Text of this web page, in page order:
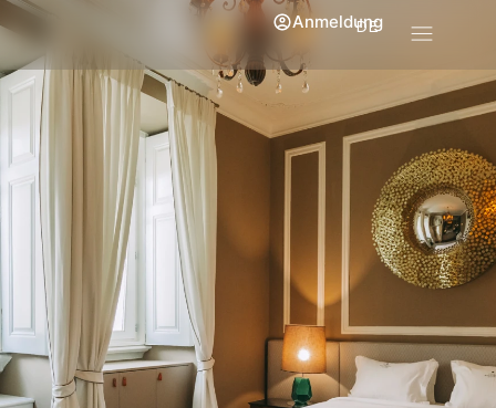
DE
Anmeldung